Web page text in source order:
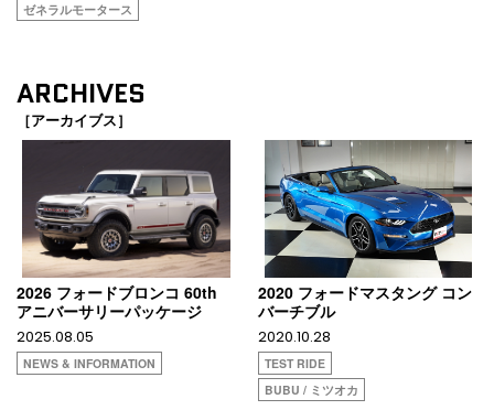
ゼネラルモータース
ARCHIVES
［アーカイブス］
2026 フォードブロンコ 60th
アニバーサリーパッケージ
2025.08.05
NEWS & INFORMATION
2020 フォードマスタング コン
バーチブル
2020.10.28
TEST RIDE
BUBU / ミツオカ